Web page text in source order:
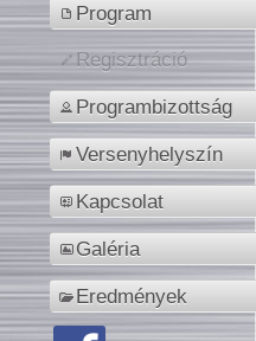
Program
Regisztráció
Programbizottság
Versenyhelyszín
Kapcsolat
Galéria
Eredmények